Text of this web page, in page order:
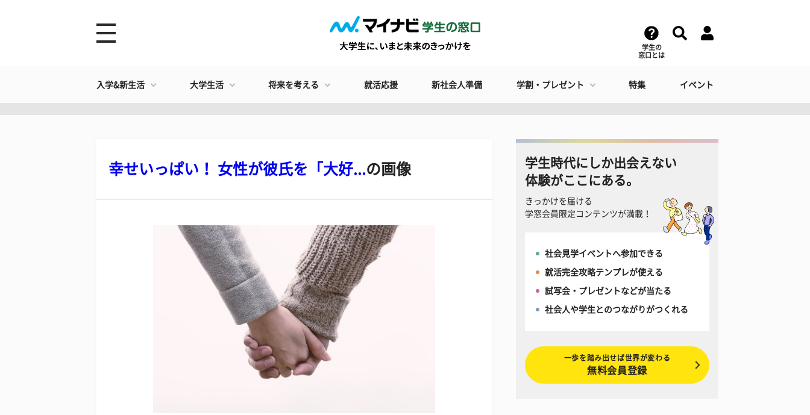
学生の
窓口とは
入学&新生活 大学生活 将来を考える 就活応援 新社会人準備 学割・プレゼント 特集 イベント
幸せいっぱい！ 女性が彼氏を「大好...の画像
学生時代にしか出会えない
体験がここにある。
きっかけを届ける
学窓会員限定コンテンツが満載！
社会見学イベントへ参加できる
就活完全攻略テンプレが使える
試写会・プレゼントなどが当たる
社会人や学生とのつながりがつくれる
一歩を踏み出せば世界が変わる
無料会員登録